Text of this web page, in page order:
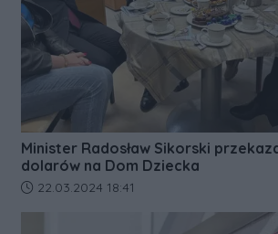
Minister Radosław Sikorski
dolarów na Dom Dziecka
Data dodania artykułu:
22.03.2024 18:41